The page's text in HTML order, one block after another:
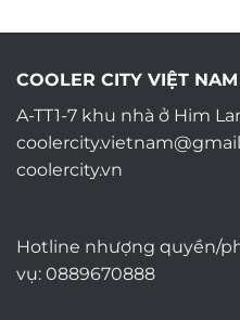
COOLER CITY VIỆT NAM
A-TT1-7 khu nhà ở Him
coolercity.vn
Hotline nhượng quyền/
vụ: 0889670888